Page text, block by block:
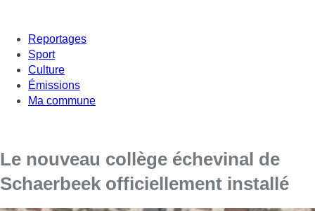
Reportages
Sport
Culture
Émissions
Ma commune
Le nouveau collège échevinal de
Schaerbeek officiellement installé